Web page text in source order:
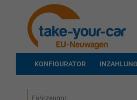
KONFIGURATOR
Fahrzeugnr.